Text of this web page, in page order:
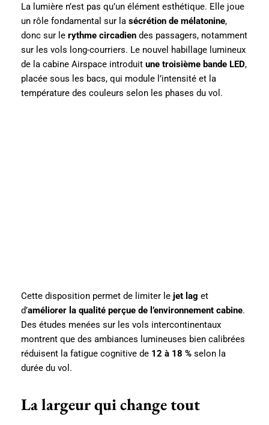
La lumière n’est pas qu’un élément esthétique. Elle joue
un rôle fondamental sur la sécrétion de mélatonine,
donc sur le rythme circadien des passagers, notamment
sur les vols long-courriers. Le nouvel habillage lumineux
de la cabine Airspace introduit une troisième bande LED,
placée sous les bacs, qui module l’intensité et la
température des couleurs selon les phases du vol.
Cette disposition permet de limiter le jet lag et
d’améliorer la qualité perçue de l’environnement cabine.
Des études menées sur les vols intercontinentaux
montrent que des ambiances lumineuses bien calibrées
réduisent la fatigue cognitive de 12 à 18 % selon la
durée du vol.
La largeur qui change tout